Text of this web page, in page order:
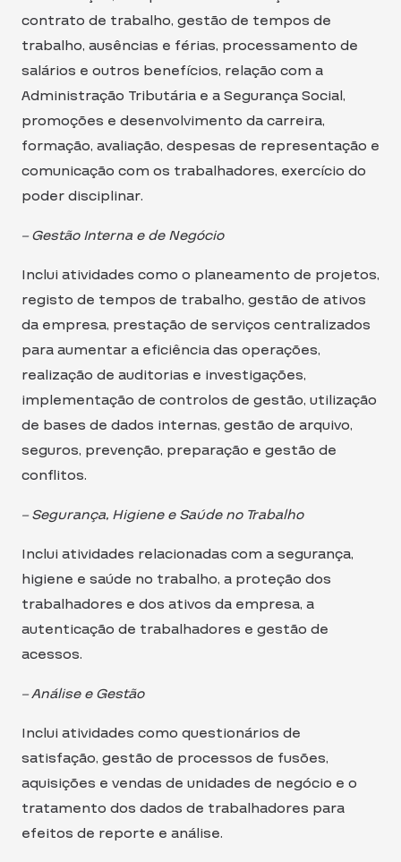
contrato de trabalho, gestão de tempos de
trabalho, ausências e férias, processamento de
salários e outros benefícios, relação com a
Administração Tributária e a Segurança Social,
promoções e desenvolvimento da carreira,
formação, avaliação, despesas de representação e
comunicação com os trabalhadores, exercício do
poder disciplinar.
– Gestão Interna e de Negócio
Inclui atividades como o planeamento de projetos,
registo de tempos de trabalho, gestão de ativos
da empresa, prestação de serviços centralizados
para aumentar a eficiência das operações,
realização de auditorias e investigações,
implementação de controlos de gestão, utilização
de bases de dados internas, gestão de arquivo,
seguros, prevenção, preparação e gestão de
conflitos.
– Segurança, Higiene e Saúde no Trabalho
Inclui atividades relacionadas com a segurança,
higiene e saúde no trabalho, a proteção dos
trabalhadores e dos ativos da empresa, a
autenticação de trabalhadores e gestão de
acessos.
– Análise e Gestão
Inclui atividades como questionários de
satisfação, gestão de processos de fusões,
aquisições e vendas de unidades de negócio e o
tratamento dos dados de trabalhadores para
efeitos de reporte e análise.